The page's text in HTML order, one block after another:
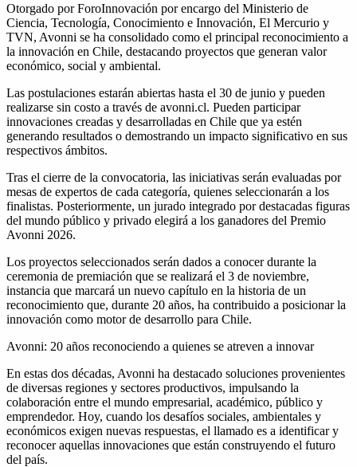
Otorgado por ForoInnovación por encargo del Ministerio de
Ciencia, Tecnología, Conocimiento e Innovación, El Mercurio y
TVN, Avonni se ha consolidado como el principal reconocimiento a
la innovación en Chile, destacando proyectos que generan valor
económico, social y ambiental.
Las postulaciones estarán abiertas hasta el 30 de junio y pueden
realizarse sin costo a través de avonni.cl. Pueden participar
innovaciones creadas y desarrolladas en Chile que ya estén
generando resultados o demostrando un impacto significativo en sus
respectivos ámbitos.
Tras el cierre de la convocatoria, las iniciativas serán evaluadas por
mesas de expertos de cada categoría, quienes seleccionarán a los
finalistas. Posteriormente, un jurado integrado por destacadas figuras
del mundo público y privado elegirá a los ganadores del Premio
Avonni 2026.
Los proyectos seleccionados serán dados a conocer durante la
ceremonia de premiación que se realizará el 3 de noviembre,
instancia que marcará un nuevo capítulo en la historia de un
reconocimiento que, durante 20 años, ha contribuido a posicionar la
innovación como motor de desarrollo para Chile.
Avonni: 20 años reconociendo a quienes se atreven a innovar
En estas dos décadas, Avonni ha destacado soluciones provenientes
de diversas regiones y sectores productivos, impulsando la
colaboración entre el mundo empresarial, académico, público y
emprendedor. Hoy, cuando los desafíos sociales, ambientales y
económicos exigen nuevas respuestas, el llamado es a identificar y
reconocer aquellas innovaciones que están construyendo el futuro
del país.